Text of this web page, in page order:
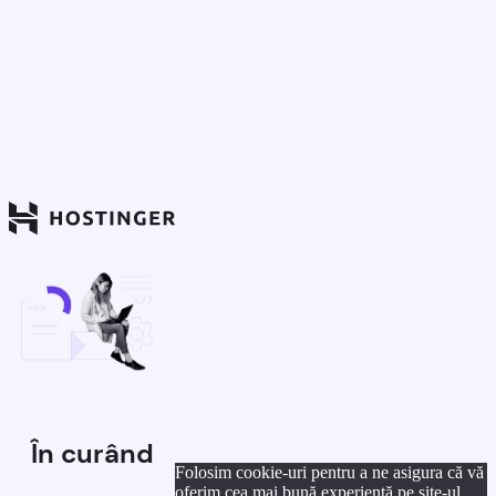
În curând
Folosim cookie-uri pentru a ne asigura că vă
oferim cea mai bună experiență pe site-ul